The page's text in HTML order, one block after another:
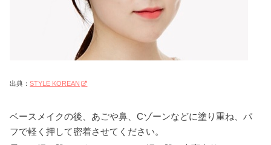
出典：STYLE KOREAN
ベースメイクの後、あごや鼻、Cゾーンなどに塗り重ね、パ
フで軽く押して密着させてください。